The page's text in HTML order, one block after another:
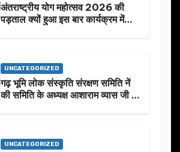
अंतराष्ट्रीय योग महोत्सव 2026 की
पड़ताल क्यों हुआ इस बार कार्यक्रम में
UNCATEGORIZED
गढ़ भूमि लोक संस्कृति संरक्षण समिति नें
की समिति के अध्यक्ष आशाराम व्यास जी के
UNCATEGORIZED